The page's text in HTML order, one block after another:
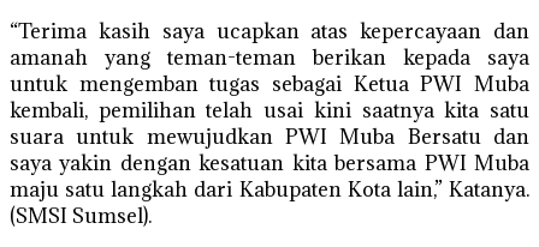
“Terima kasih saya ucapkan atas kepercayaan dan
amanah yang teman-teman berikan kepada saya
untuk mengemban tugas sebagai Ketua PWI Muba
kembali, pemilihan telah usai kini saatnya kita satu
suara untuk mewujudkan PWI Muba Bersatu dan
saya yakin dengan kesatuan kita bersama PWI Muba
maju satu langkah dari Kabupaten Kota lain,” Katanya.
(SMSI Sumsel).